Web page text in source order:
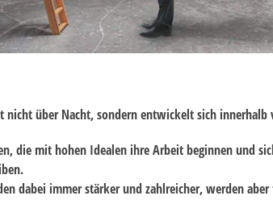
nicht über Nacht, sondern entwickelt sich innerhalb
die mit hohen Idealen ihre Arbeit beginnen und
dabei immer stärker und zahlreicher, werden